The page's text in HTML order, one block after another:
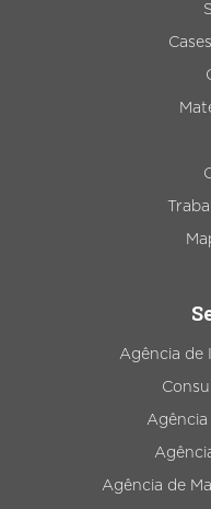
Agência de
Agência
Agência de